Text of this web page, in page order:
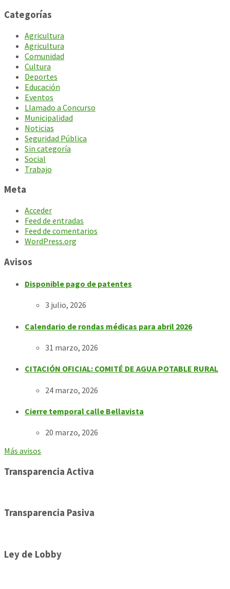
Categorías
Agricultura
Agricultura
Comunidad
Cultura
Deportes
Educación
Eventos
Llamado a Concurso
Municipalidad
Noticias
Seguridad Pública
Sin categoría
Social
Trabajo
Meta
Acceder
Feed de entradas
Feed de comentarios
WordPress.org
Avisos
Disponible pago de patentes
3 julio, 2026
Calendario de rondas médicas para abril 2026
31 marzo, 2026
CITACIÓN OFICIAL: COMITÉ DE AGUA POTABLE RURAL
24 marzo, 2026
Cierre temporal calle Bellavista
20 marzo, 2026
Más avisos
Transparencia Activa
Transparencia Pasiva
Ley de Lobby